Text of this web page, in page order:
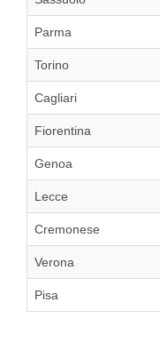
Parma
Torino
Cagliari
Fiorentina
Genoa
Lecce
Cremonese
Verona
Pisa